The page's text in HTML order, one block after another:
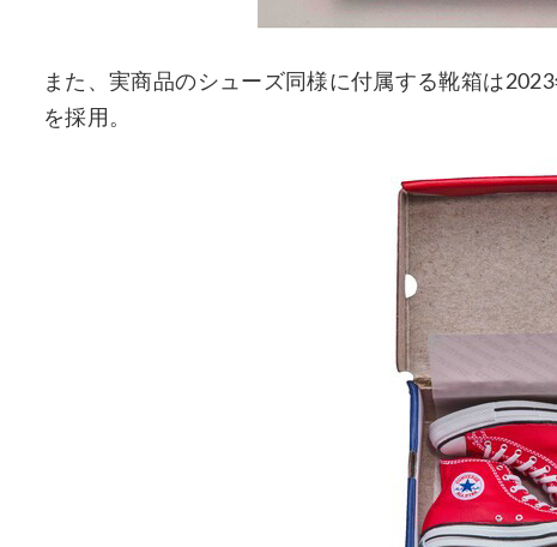
また、実商品のシューズ同様に付属する靴箱は
を採用。